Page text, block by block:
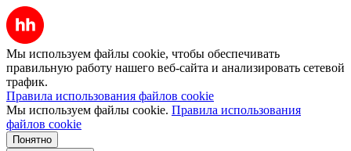
Мы используем файлы cookie, чтобы обеспечивать
правильную работу нашего веб-сайта и анализировать сетевой
трафик.
Правила использования файлов cookie
Мы используем файлы cookie. Правила использования
файлов cookie
Понятно